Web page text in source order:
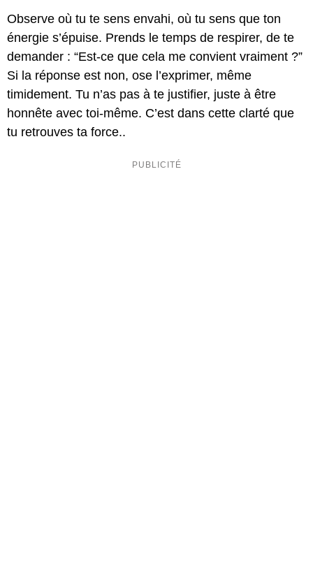
Observe où tu te sens envahi, où tu sens que ton
énergie s’épuise. Prends le temps de respirer, de te
demander : “Est-ce que cela me convient vraiment ?”
Si la réponse est non, ose l’exprimer, même
timidement. Tu n’as pas à te justifier, juste à être
honnête avec toi-même. C’est dans cette clarté que
tu retrouves ta force..